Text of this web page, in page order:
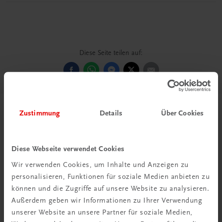
Zustimmung Details Über Cookies
Diese Webseite verwendet Cookies
Wir verwenden Cookies, um Inhalte und Anzeigen zu
personalisieren, Funktionen für soziale Medien anbieten zu
können und die Zugriffe auf unsere Website zu analysieren.
Außerdem geben wir Informationen zu Ihrer Verwendung
unserer Website an unsere Partner für soziale Medien,
Diese Seite teilen auf:
Passende Produkte